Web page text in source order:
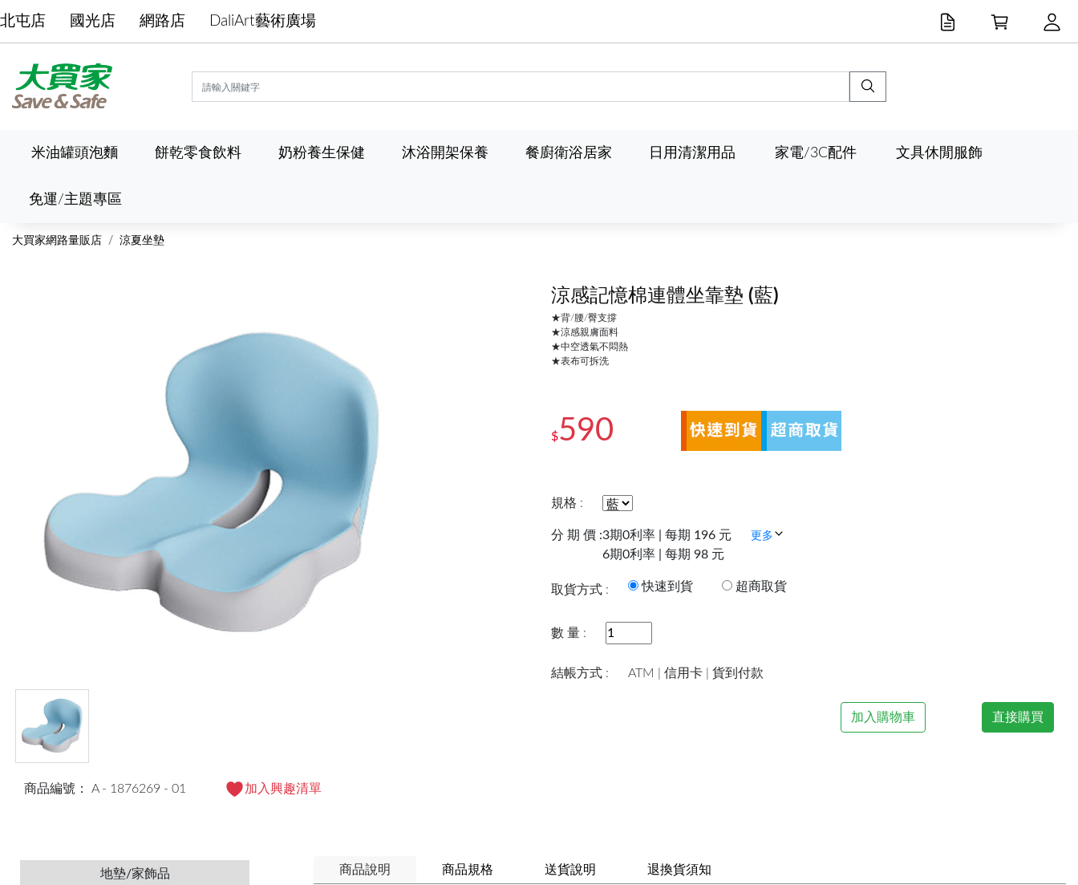
北屯店 國光店 網路店 DaliArt藝術廣場
米油罐頭泡麵 餅乾零食飲料 奶粉養生保健 沐浴開架保養 餐廚衛浴居家 日用清潔用品 家電/3C配件 文具休閒服飾
免運/主題專區
大買家網路量販店 涼夏坐墊
商品編號： A - 1876269 - 01 加入興趣清單
涼感記憶棉連體坐靠墊 (藍)
★背/腰/臀支撐
★涼感親膚面料
★中空透氣不悶熱
★表布可拆洗
$590
規格 :
分 期 價 :3期0利率 | 每期 196 元
6期0利率 | 每期 98 元
更多
取貨方式 : 快速到貨 超商取貨
數 量 :
結帳方式 : ATM | 信用卡 | 貨到付款
加入購物車 直接購買
地墊/家飾品 商品說明 商品規格 送貨說明 退換貨須知